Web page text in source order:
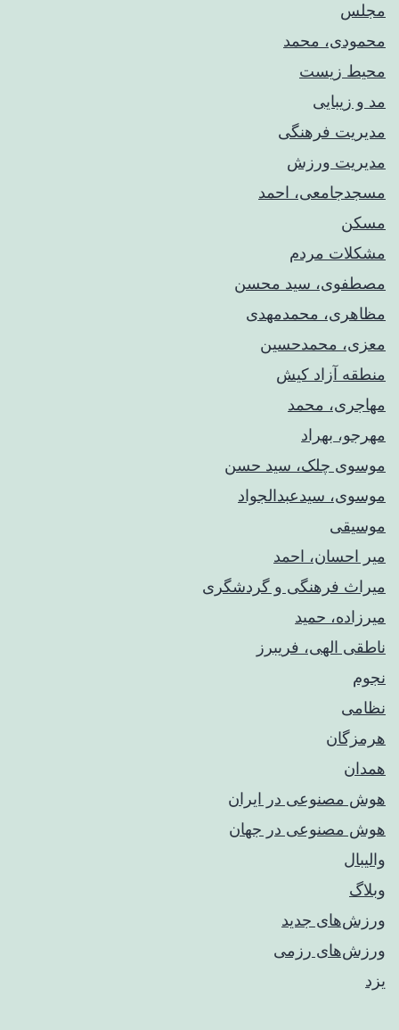
مجلس
محمودی، محمد
محیط زیست
مد و زیبایی
مدیریت فرهنگی
مدیریت ورزش
مسجدجامعی، احمد
مسکن
مشکلات مردم
مصطفوی، سید محسن
مظاهری، محمدمهدی
معزی، محمدحسین
منطقه آزاد کیش
مهاجری، محمد
مهرجو، بهراد
موسوی چلک، سید حسن
موسوی، سیدعبدالجواد
موسیقی
میر احسان، احمد
میراث فرهنگی و گردشگری
میرزاده، حمید
ناطقی الهی، فریبرز
نجوم
نظامی
هرمزگان
همدان
هوش مصنوعی در ایران
هوش مصنوعی در جهان
والیبال
وبلاگ
ورزش‌های جدید
ورزش‌های رزمی
یزد